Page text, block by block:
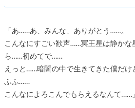
「あ……あ、みんな、ありがとう……。
こんなにすごい歓声……冥王星は静かな
ら……初めてで……
えっと……暗闇の中で生きてきた僕だ
ふふ……
こんなによろこんでもらえるなんて……」